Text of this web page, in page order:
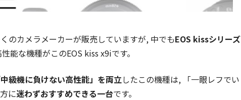
のカメラメーカーが販売していますが, 中でもEOS kissシリーズ
能な機種がこのEOS kiss x9iです。
級機に負けない高性能」を両立したこの機種は, 「一眼レフでい
に迷わずおすすめできる一台です。